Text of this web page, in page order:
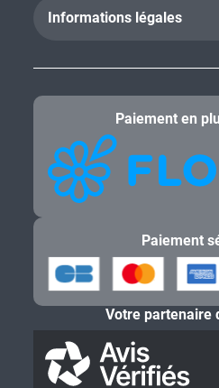
Informations légales
Paiement en
Paiement
Votre partenaire